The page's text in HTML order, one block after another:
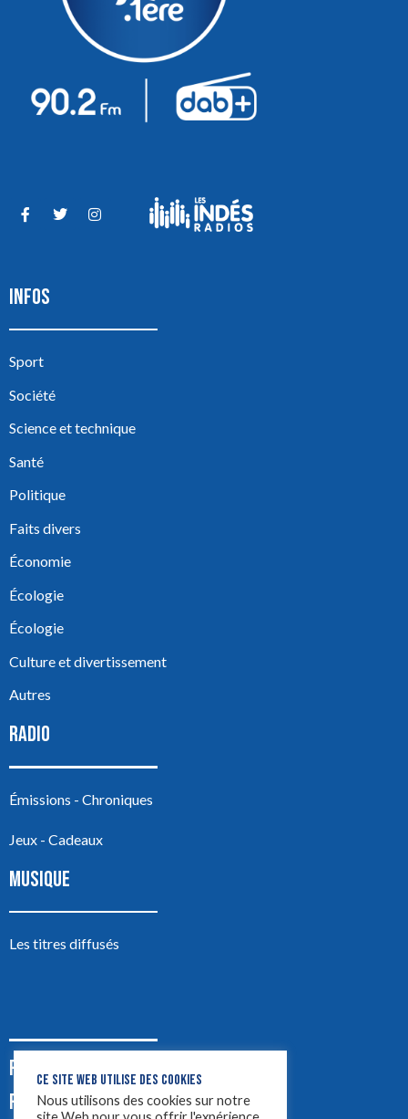
INFOS
Sport
Société
Science et technique
Santé
Politique
Faits divers
Économie
Écologie
Écologie
Culture et divertissement
Autres
RADIO
Émissions - Chroniques
Jeux - Cadeaux
MUSIQUE
Les titres diffusés
PODCASTS
PUB
CE SITE WEB UTILISE DES COOKIES
Nous utilisons des cookies sur notre